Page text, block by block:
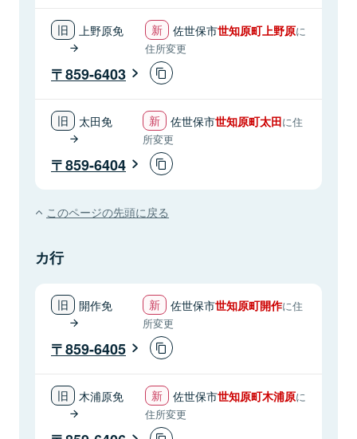
上野原免 佐世保市世知原町上野原に
住所変更
859-6403
太田免 佐世保市世知原町太田に住
所変更
859-6404
このページの先頭に戻る
カ行
開作免 佐世保市世知原町開作に住
所変更
859-6405
木浦原免 佐世保市世知原町木浦原に
住所変更